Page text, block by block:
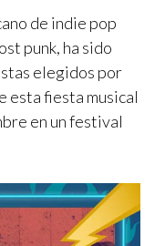
de indie pop
punk, ha sido
elegidos por
esta fiesta musical
en un festival